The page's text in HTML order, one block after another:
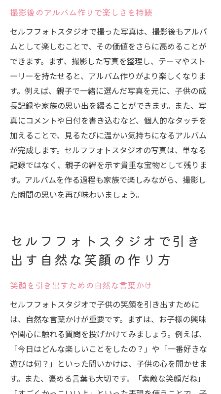
撮影後のアルバム作りで楽しさを持続
セルフフォトスタジオで撮った写真は、撮影後もアルバ
ムとして楽しむことで、その価値をさらに高めることが
できます。まず、撮影した写真を整理し、テーマやスト
ーリーを持たせると、アルバム作りがより楽しくなりま
す。例えば、親子で一緒に選んだ写真を元に、子供の成
長記録や家族の思い出を綴ることができます。また、写
真にコメントや日付を書き込むなど、個人的なタッチを
加えることで、見るたびに温かい気持ちになるアルバム
が完成します。セルフフォトスタジオの写真は、単なる
記録ではなく、親子の絆を示す貴重な宝物として残りま
す。アルバムを作る過程も家族で楽しみながら、撮影し
た瞬間の思いを再び味わいましょう。
セルフフォトスタジオで引き
出す自然な笑顔の作り方
笑顔を引き出すための自然な言葉かけ
セルフフォトスタジオで子供の笑顔を引き出すために
は、自然な言葉かけが重要です。まずは、お子様の興味
や関心に触れる質問を投げかけてみましょう。例えば、
「今日はどんな楽しいことをしたの？」や「一番好きな
遊びは何？」といった問いかけは、子供の心を開かせま
す。また、褒める言葉も大切です。「素敵な笑顔だね」